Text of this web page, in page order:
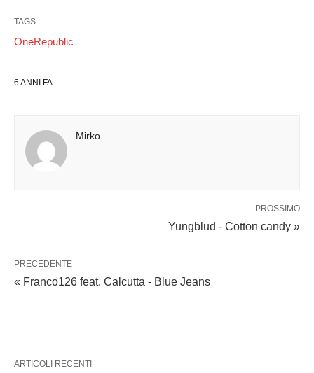
TAGS:
OneRepublic
6 ANNI FA
Mirko
PROSSIMO
Yungblud - Cotton candy »
PRECEDENTE
« Franco126 feat. Calcutta - Blue Jeans
ARTICOLI RECENTI